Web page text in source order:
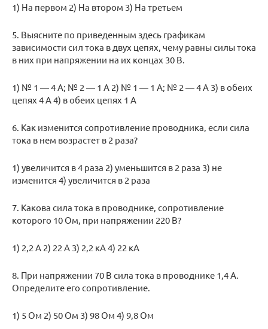
1) На первом 2) На втором 3) На третьем
5. Выясните по приведенным здесь графикам
зависимости сил тока в двух цепях, чему равны силы тока
в них при напряжении на их концах 30 В.
1) № 1 — 4 А; № 2 — 1 А 2) № 1 — 1 А; № 2 — 4 А 3) в обеих
цепях 4 А 4) в обеих цепях 1 А
6. Как изменится сопротивление проводника, если сила
тока в нем возрастет в 2 раза?
1) увеличится в 4 раза 2) уменьшится в 2 раза 3) не
изменится 4) увеличится в 2 раза
7. Какова сила тока в проводнике, сопротивление
которого 10 Ом, при напряжении 220 В?
1) 2,2 А 2) 22 А 3) 2,2 кА 4) 22 кА
8. При напряжении 70 В сила тока в проводнике 1,4 А.
Определите его сопротивление.
1) 5 Ом 2) 50 Ом 3) 98 Ом 4) 9,8 Ом